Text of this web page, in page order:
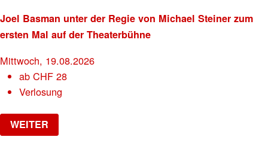
Joel Basman unter der Regie von Michael Steiner zum
ersten Mal auf der Theaterbühne
Mittwoch, 19.08.2026
abCHF 28
Verlosung
WEITER